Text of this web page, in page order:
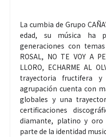
La cumbia de Grupo
edad, su música ha
generaciones con
ROSAL, NO TE VOY A
LLORO, ECHARME AL
trayectoria fructifera
agrupación cuenta con
globales y una
certificaciones
diamante, platino y
parte de la identidad